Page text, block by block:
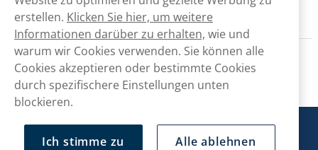
Snusmarkt
erstellen. Klicken Sie hier, um weitere
Informationen darüber zu erhalten, wie und
warum wir Cookies verwenden. Sie können alle
Cookies akzeptieren oder bestimmte Cookies
durch spezifischere Einstellungen unten
blockieren.
Ich stimme zu Alle ablehnen